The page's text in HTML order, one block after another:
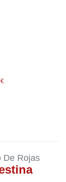
De Rojas